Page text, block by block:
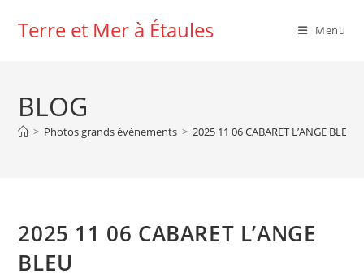
Terre et Mer à Étaules Menu
BLOG
> Photos grands événements > 2025 11 06 CABARET L’ANGE BLEU
2025 11 06 CABARET L’ANGE
BLEU